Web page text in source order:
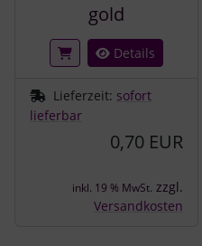
gold
Details
Lieferzeit: sofort
lieferbar
0,70 EUR
inkl. 19 % MwSt. zzgl.
Versandkosten